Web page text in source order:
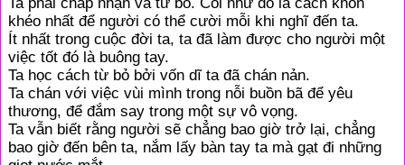
khéo nhất để người có thể cười mỗi khi nghĩ đến ta.
Ít nhất trong cuộc đời ta, ta đã làm được cho người một
việc tốt đó là buông tay.
Ta học cách từ bỏ bởi vốn dĩ ta đã chán nản.
Ta chán với việc vùi mình trong nỗi buồn bã để yêu
thương, để đắm say trong một sự vô vọng.
Ta vẫn biết rằng người sẽ chẳng bao giờ trở lại, chẳng
bao giờ đến bên ta, nắm lấy bàn tay ta mà gạt đi những